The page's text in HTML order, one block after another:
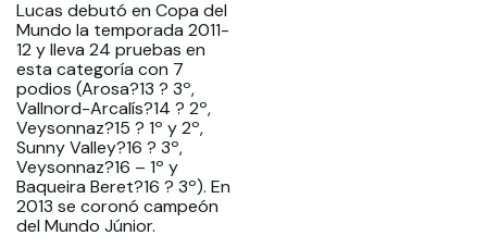
Lucas debutó en Copa del
Mundo la temporada 2011-
12 y lleva 24 pruebas en
esta categoría con 7
podios (Arosa?13 ? 3º,
Vallnord-Arcalís?14 ? 2º,
Veysonnaz?15 ? 1º y 2º,
Sunny Valley?16 ? 3º,
Veysonnaz?16 – 1º y
Baqueira Beret?16 ? 3º). En
2013 se coronó campeón
del Mundo Júnior.